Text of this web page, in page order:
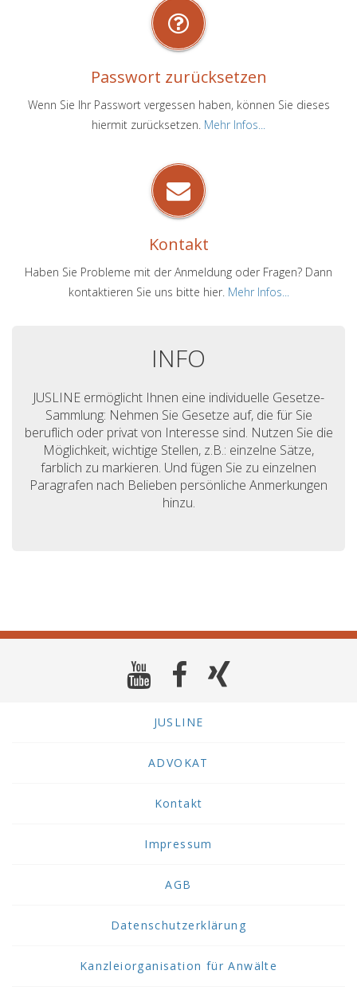
Passwort zurücksetzen
Wenn Sie Ihr Passwort vergessen haben, können Sie dieses
hiermit zurücksetzen. Mehr Infos...
Kontakt
Haben Sie Probleme mit der Anmeldung oder Fragen? Dann
kontaktieren Sie uns bitte hier. Mehr Infos...
INFO
JUSLINE ermöglicht Ihnen eine individuelle Gesetze-
Sammlung: Nehmen Sie Gesetze auf, die für Sie
beruflich oder privat von Interesse sind. Nutzen Sie die
Möglichkeit, wichtige Stellen, z.B.: einzelne Sätze,
farblich zu markieren. Und fügen Sie zu einzelnen
Paragrafen nach Belieben persönliche Anmerkungen
hinzu.
JUSLINE
ADVOKAT
Kontakt
Impressum
AGB
Datenschutzerklärung
Kanzleiorganisation für Anwälte